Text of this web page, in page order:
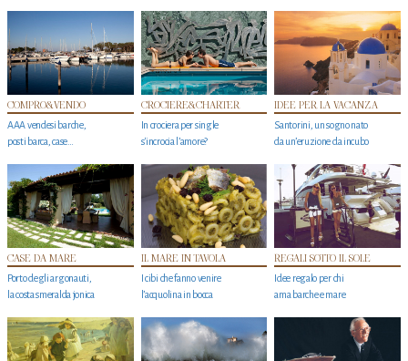
COMPRO&VENDO
AAA vendesi barche,
posti barca, case…
CROCIERE&CHARTER
In crociera per single
s'incrocia l’amore?
IDEE PER LA VACANZA
Santorini, un sogno nato
da un’eruzione da incubo
CASE DA MARE
Porto degli argonauti,
la costa smeralda jonica
IL MARE IN TAVOLA
I cibi che fanno venire
l’acquolina in bocca
REGALI SOTTO IL SOLE
Idee regalo per chi
ama barche e mare